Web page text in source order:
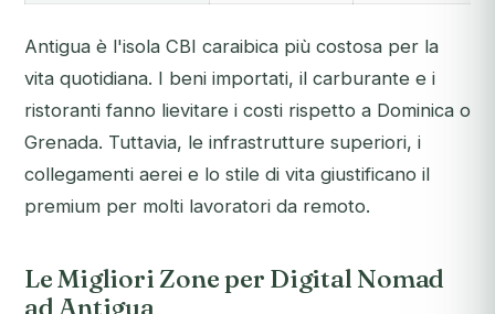
Antigua è l'isola CBI caraibica più costosa per la
vita quotidiana. I beni importati, il carburante e i
ristoranti fanno lievitare i costi rispetto a Dominica o
Grenada. Tuttavia, le infrastrutture superiori, i
collegamenti aerei e lo stile di vita giustificano il
premium per molti lavoratori da remoto.
Le Migliori Zone per Digital Nomad
ad Antigua